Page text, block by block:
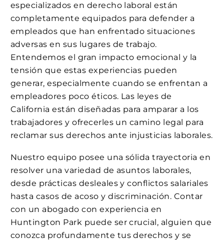
especializados en derecho laboral están
completamente equipados para defender a
empleados que han enfrentado situaciones
adversas en sus lugares de trabajo.
Entendemos el gran impacto emocional y la
tensión que estas experiencias pueden
generar, especialmente cuando se enfrentan a
empleadores poco éticos. Las leyes de
California están diseñadas para amparar a los
trabajadores y ofrecerles un camino legal para
reclamar sus derechos ante injusticias laborales.
Nuestro equipo posee una sólida trayectoria en
resolver una variedad de asuntos laborales,
desde prácticas desleales y conflictos salariales
hasta casos de acoso y discriminación. Contar
con un abogado con experiencia en
Huntington Park puede ser crucial, alguien que
conozca profundamente tus derechos y se